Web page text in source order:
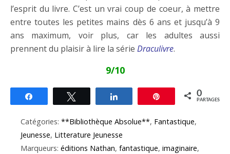
l’esprit du livre. C’est un vrai coup de coeur, à mettre
entre toutes les petites mains dès 6 ans et jusqu’à 9
ans maximum, voir plus, car les adultes aussi
prennent du plaisir à lire la série Draculivre.
9/10
Épingle 0
PARTAGES
Catégories: **Bibliothèque Absolue**, Fantastique,
Jeunesse, Litterature Jeunesse
Marqueurs: éditions Nathan, fantastique, imaginaire,